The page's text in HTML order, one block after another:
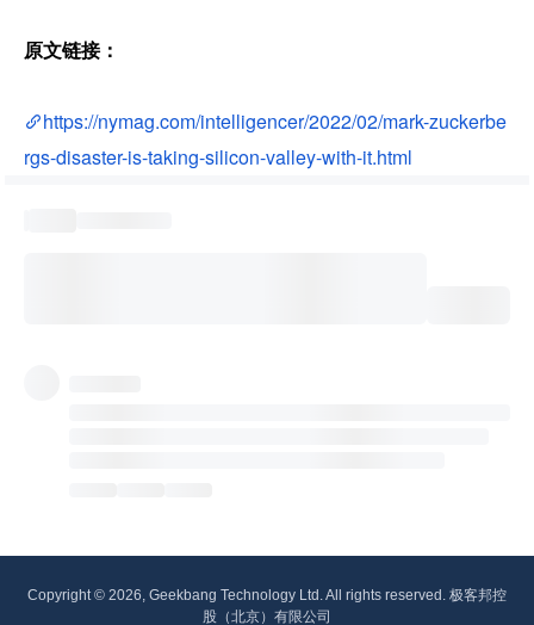
原文链接：
https://nymag.com/intelligencer/2022/02/mark-zuckerbe
rgs-disaster-is-taking-silicon-valley-with-it.html
Copyright © 2026, Geekbang Technology Ltd. All rights reserved. 极客邦控
股（北京）有限公司